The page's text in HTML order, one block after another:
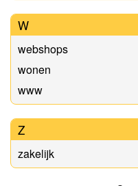
W
webshops
wonen
www
Z
zakelijk